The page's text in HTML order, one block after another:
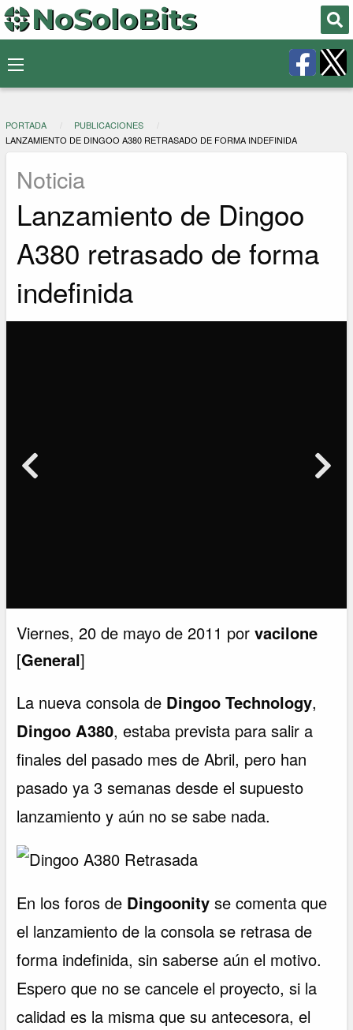
PORTADA
PUBLICACIONES
LANZAMIENTO DE DINGOO A380 RETRASADO DE FORMA INDEFINIDA
Noticia
Lanzamiento de Dingoo
A380 retrasado de forma
indefinida
Viernes, 20 de mayo de 2011 porvacilone
[General]
La nueva consola de Dingoo Technology,
Dingoo A380, estaba prevista para salir a
finales del pasado mes de Abril, pero han
pasado ya 3 semanas desde el supuesto
lanzamiento y aún no se sabe nada.
En los foros de Dingoonityse comenta que
el lanzamiento de la consola se retrasa de
forma indefinida, sin saberse aún el motivo.
Espero que no se cancele el proyecto, si la
calidad es la misma que su antecesora, el